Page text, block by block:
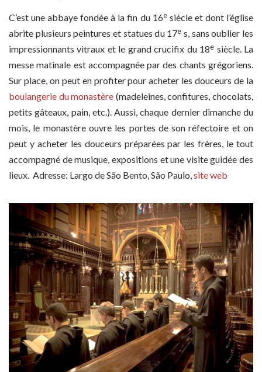
C’est une abbaye fondée à la fin du 16esiècle et dont l’église
abrite plusieurs peintures et statues du 17e s, sans oublier les
impressionnants vitraux et le grand crucifix du 18e siècle. La
messe matinale est accompagnée par des chants grégoriens.
Sur place, on peut en profiter pour acheter les douceurs de la
boulangerie du monastère (madeleines, confitures, chocolats,
petits gâteaux, pain, etc.). Aussi, chaque dernier dimanche du
mois, le monastère ouvre les portes de son réfectoire et on
peut y acheter les douceurs préparées par les frères, le tout
accompagné de musique, expositions et une visite guidée des
lieux. Adresse: Largo de São Bento, São Paulo,site web